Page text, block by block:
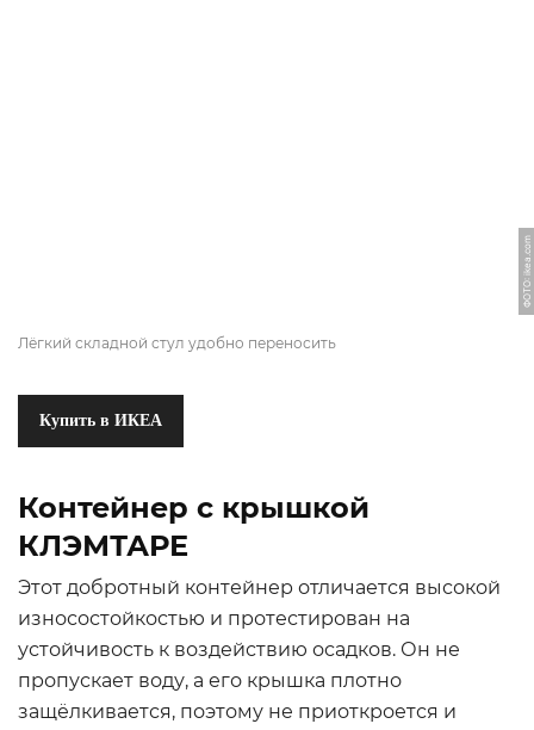
ФОТО: ikea.com
Лёгкий складной стул удобно переносить
Купить в ИКЕА
Контейнер с крышкой
КЛЭМТАРЕ
Этот добротный контейнер отличается высокой
износостойкостью и протестирован на
устойчивость к воздействию осадков. Он не
пропускает воду, а его крышка плотно
защёлкивается, поэтому не приоткроется и